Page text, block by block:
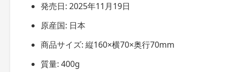
発売日: 2025年11月19日
原産国: 日本
商品サイズ: 縦160×横70×奥行70mm
質量: 400g